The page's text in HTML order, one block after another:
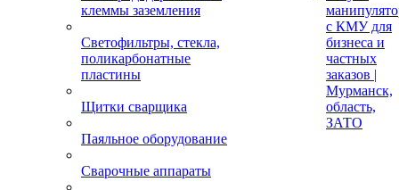
клеммы заземления
Светофильтры, стекла,
поликарбонатные
пластины
Щитки сварщика
Паяльное оборудование
Сварочные аппараты
с КМУ для
бизнеса и
частных
заказов |
Мурманск,
область,
ЗАТО